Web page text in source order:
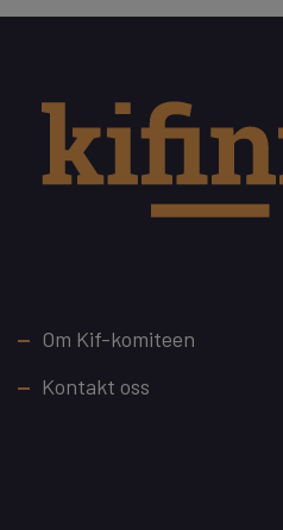
Footer
Om Kif-komiteen
Kontakt oss